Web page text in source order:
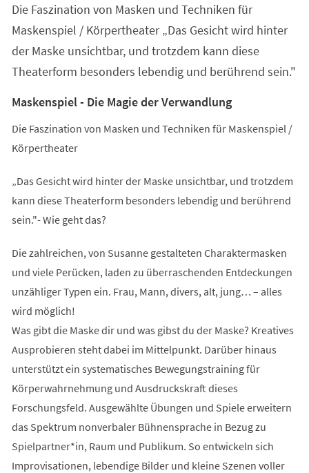
Die Faszination von Masken und Techniken für
Maskenspiel / Körpertheater „Das Gesicht wird hinter
der Maske unsichtbar, und trotzdem kann diese
Theaterform besonders lebendig und berührend sein."
Maskenspiel - Die Magie der Verwandlung
Die Faszination von Masken und Techniken für Maskenspiel /
Körpertheater
„Das Gesicht wird hinter der Maske unsichtbar, und trotzdem
kann diese Theaterform besonders lebendig und berührend
sein."- Wie geht das?
Die zahlreichen, von Susanne gestalteten Charaktermasken
und viele Perücken, laden zu überraschenden Entdeckungen
unzähliger Typen ein. Frau, Mann, divers, alt, jung… – alles
wird möglich!
Was gibt die Maske dir und was gibst du der Maske? Kreatives
Ausprobieren steht dabei im Mittelpunkt. Darüber hinaus
unterstützt ein systematisches Bewegungstraining für
Körperwahrnehmung und Ausdruckskraft dieses
Forschungsfeld. Ausgewählte Übungen und Spiele erweitern
das Spektrum nonverbaler Bühnensprache in Bezug zu
Spielpartner*in, Raum und Publikum. So entwickeln sich
Improvisationen, lebendige Bilder und kleine Szenen voller